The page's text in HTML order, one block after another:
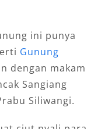
ini punya
Gunung
dengan makam
Sangiang
Siliwangi.